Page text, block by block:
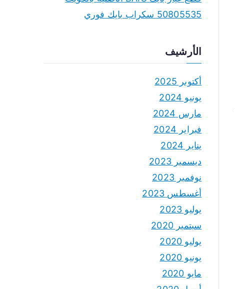
50805535 سكراب بايك فوري
الأرشيف
أكتوبر 2025
يونيو 2024
مارس 2024
فبراير 2024
يناير 2024
ديسمبر 2023
نوفمبر 2023
أغسطس 2023
يوليو 2023
سبتمبر 2020
يوليو 2020
يونيو 2020
مايو 2020